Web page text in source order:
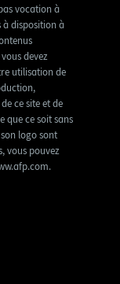
vocation à
à disposition à
devez
utilisation de
ce site et de
que ce soit sans
son logo sont
vous pouvez